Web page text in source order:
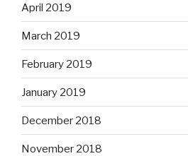
April 2019
March 2019
February 2019
January 2019
December 2018
November 2018